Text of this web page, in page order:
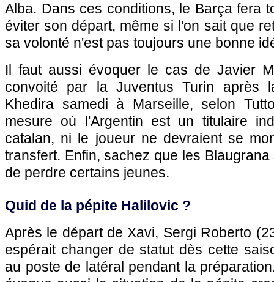
Alba. Dans ces conditions, le Barça fera
éviter son départ, même si l'on sait que
sa volonté n'est pas toujours une bonne
Il faut aussi évoquer le cas de Javier
convoité par la Juventus Turin après
Khedira samedi à Marseille, selon
mesure où l'Argentin est un titulaire
catalan, ni le joueur ne devraient se
transfert. Enfin, sachez que les
de perdre certains jeunes.
Quid de la pépite Halilovic ?
Après le départ de Xavi, Sergi Roberto
espérait changer de statut dès cette
au poste de latéral pendant la